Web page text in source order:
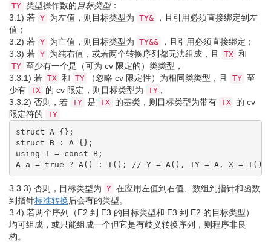
TY 类型操作数的目标类型：
3.1) 若 Y 为左值，则目标类型为 TY&
，且引用必须直接绑定到左
值；
3.2) 若 Y 为亡值，则目标类型为 TY&&
，且引用必须直接绑定；
3.3) 若 Y 为纯右值，或若两个转换序列都无法组成，且 TX 和
TY 至少有一个是（可为 cv 限定的）类类型，
3.3.1) 若 TX 和 TY （忽略 cv 限定性）为相同类类型，且 TY 至
少有 TX 的 cv 限定，则目标类型为 TY
3.3.2) 否则，若 TY 是 TX 的基类，则目标类型为带有 TX 的 cv
限定符的 TY
struct A {} ;
struct B : A {} ;
using T = const B;
A a = true ? A ( ) : T( ) ; // Y = A(), TY = A, X = T(),
3.3.3) 否则，目标类型为 Y 在应用左值到右值、数组到指针和函数
到指针标准转换后会有的类型。
3.4) 若两个序列（E2 到 E3 的目标类型和 E3 到 E2 的目标类型）
均可组成，或只能组成一个但它是有歧义转换序列，则程序非良
构。